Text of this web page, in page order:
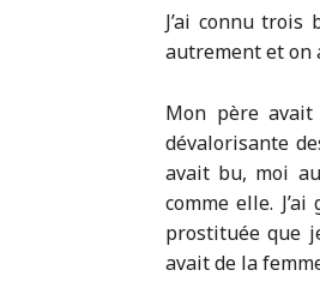
J’ai connu
autrement et on
Mon père
dévalorisante
avait bu, moi
comme elle.
prostituée que
avait de la